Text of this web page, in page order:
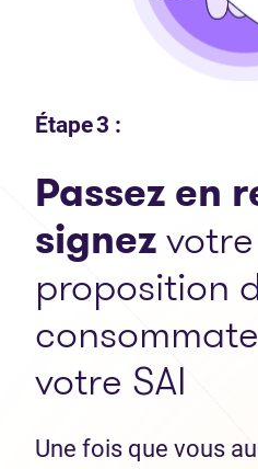
Étape 3 :
Passez en
signezvotre
proposition
votre SAI
Une fois que vous